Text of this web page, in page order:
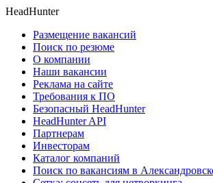
HeadHunter
Размещение вакансий
Поиск по резюме
О компании
Наши вакансии
Реклама на сайте
Требования к ПО
Безопасный HeadHunter
HeadHunter API
Партнерам
Инвесторам
Каталог компаний
Поиск по вакансиям в